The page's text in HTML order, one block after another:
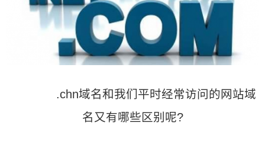
.chn域名和我们平时经常访问的网站域
名又有哪些区别呢?